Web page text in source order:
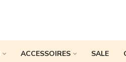
ACCESSOIRES SALE